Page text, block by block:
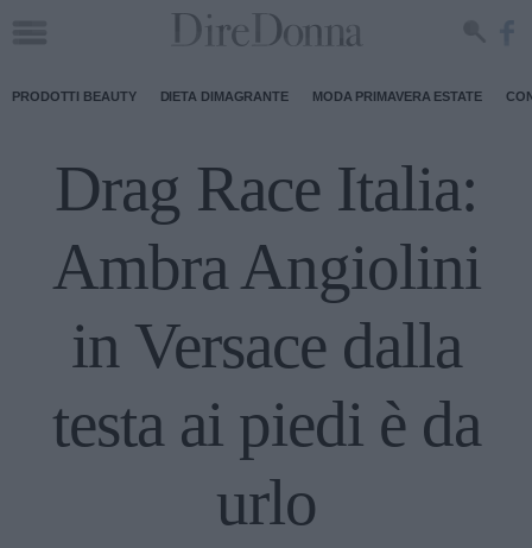
PRODOTTI BEAUTY DIETA DIMAGRANTE MODA PRIMAVERA ESTATE
Drag Race Italia:
Ambra Angiolini
in Versace dalla
testa ai piedi è da
urlo